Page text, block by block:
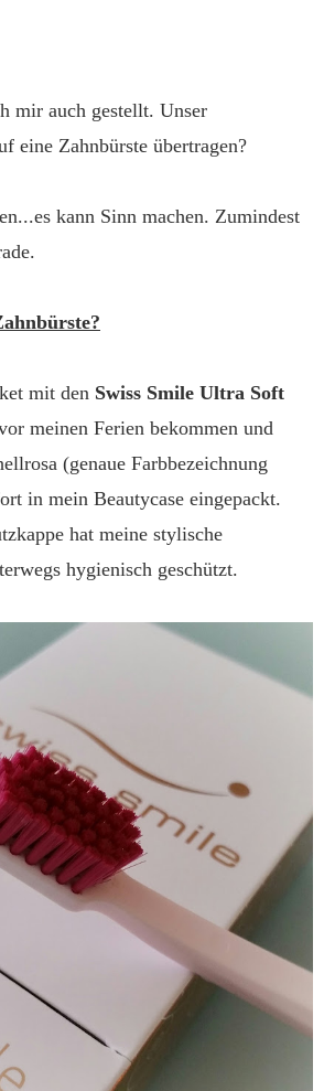
mir auch gestellt. Unser
eine Zahnbürste übertragen?
kann Sinn machen. Zumindest
mit den Swiss Smile Ultra Soft
meinen Ferien bekommen und
(genaue Farbbezeichnung
in mein Beautycase eingepackt.
hat meine stylische
hygienisch geschützt.